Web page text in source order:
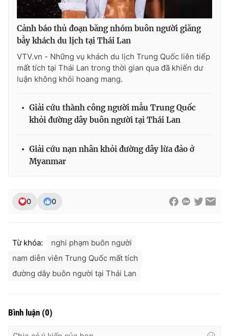
Cảnh báo thủ đoạn băng nhóm buôn người giăng
bẫy khách du lịch tại Thái Lan
VTV.vn - Những vụ khách du lịch Trung Quốc liên tiếp
mất tích tại Thái Lan trong thời gian qua đã khiến dư
luận không khỏi hoang mang.
Giải cứu thành công người mẫu Trung Quốc
khỏi đường dây buôn người tại Thái Lan
Giải cứu nạn nhân khỏi đường dây lừa đảo ở
Myanmar
0 0
Từ khóa:
nghi phạm buôn người
nam diễn viên Trung Quốc mất tích
đường dây buôn người tại Thái Lan
Bình luận (0)